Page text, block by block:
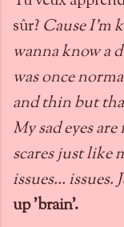
sûr? Cause I'm
wanna know a
was once
and thin but
My sad eyes
scares just like
issues... issues.
up 'brain'.